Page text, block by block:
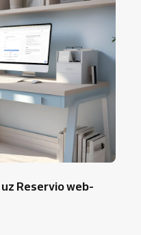
Reservio web-